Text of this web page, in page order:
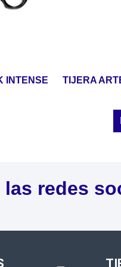
INTENSE
TIJERA
redes